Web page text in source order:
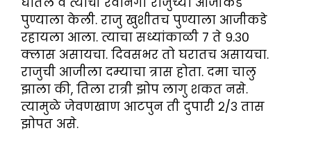
पुण्याला केली. राजु खुशीतच पुण्याला आजीकडे
रहायला आला. त्याचा सध्यांकाळी ७ ते ९.३०
क्लास असायचा. दिवसभर तो घरातच असायचा.
राजुची आजीला दम्याचा त्रास होता. दमा चालु
झाला की, तिला रात्री झोप लागु शकत नसे.
त्यामुळे जेवणखाण आटपुन ती दुपारी २/३ तास
झोपत असे.